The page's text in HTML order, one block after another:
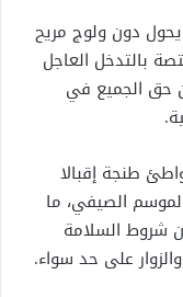
دون ولوج مريح
بالتدخل العاجل
حق الجميع في
طنجة إقبالا
الصيفي، ما
شروط السلامة
على حد سواء.